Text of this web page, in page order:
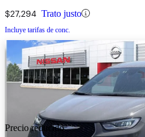
$27,294 Trato justo
Incluye tarifas de conc.
Precio reducido